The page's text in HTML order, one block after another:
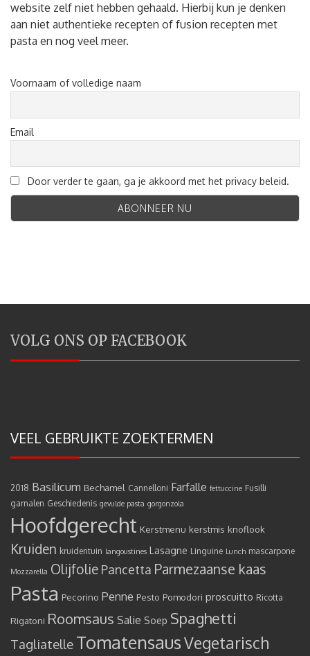
website zelf niet hebben gehaald. Hierbij kun je denken
aan niet authentieke recepten of fusion recepten met
pasta en nog veel meer.
Voornaam of volledige naam
Email
Door verder te gaan, ga je akkoord met het privacy beleid.
VOLG ONS OP FACEBOOK
VEEL GEBRUIKTE ZOEKTERMEN
2018 Basilicum Bechamel Cannelloni Farfalle fettuccine Fusilli
garnalen Geschiedenis gevulde pasta gorgonzola
Hoofdgerecht Kerstmenu kerstmis knoflook
Kruiden kruidentuin langoustines Lasagne Linguine Lunch mascarpone
Mozzarella Olijfolie Pancetta Parmezaanse kaas
Pasta Pecorino Penne Pesto Pomodori proscuitto Ricotta
Rigatoni Roomsaus Salie Soep Spaghetti
Tagliatelle TomatensausVegetarisch